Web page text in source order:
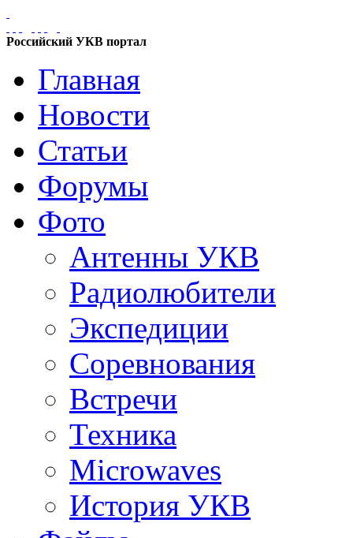
Российский УКВ портал
Главная
Новости
Статьи
Форумы
Фото
Антенны УКВ
Радиолюбители
Экспедиции
Соревнования
Встречи
Техника
Microwaves
История УКВ